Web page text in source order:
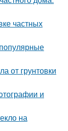
частных
от грунтовки
и
на